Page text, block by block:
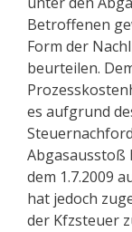
Betroffenen
Form der
beurteilen.
es aufgrund
Abgasausstoß
dem 1.7.2009
hat jedoch
der Kfzsteuer